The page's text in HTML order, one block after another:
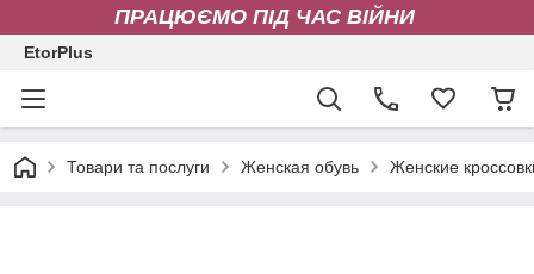
ПРАЦЮЄМО ПІД ЧАС ВІЙНИ
EtorPlus
Товари та послуги Женская обувь Женские